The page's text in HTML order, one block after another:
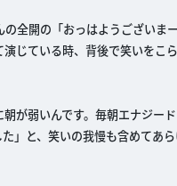
全開の「おっはようございま
じている時、背後で笑いをこ
が弱いんです。毎朝エナジー
」と、笑いの我慢も含めてあ